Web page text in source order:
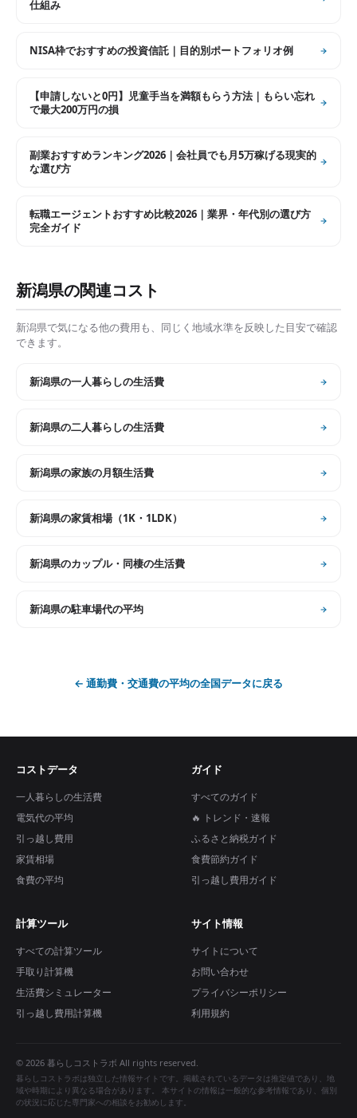
仕組み
NISA枠でおすすめの投資信託｜目的別ポートフォリオ例
【申請しないと0円】児童手当を満額もらう方法｜もらい忘れ
で最大200万円の損
副業おすすめランキング2026｜会社員でも月5万稼げる現実的
な選び方
転職エージェントおすすめ比較2026｜業界・年代別の選び方
完全ガイド
新潟県の関連コスト
新潟県で気になる他の費用も、同じく地域水準を反映した目安で確認
できます。
新潟県の一人暮らしの生活費
新潟県の二人暮らしの生活費
新潟県の家族の月額生活費
新潟県の家賃相場（1K・1LDK）
新潟県のカップル・同棲の生活費
新潟県の駐車場代の平均
← 通勤費・交通費の平均の全国データに戻る
コストデータ
一人暮らしの生活費
電気代の平均
引っ越し費用
家賃相場
食費の平均
ガイド
すべてのガイド
🔥 トレンド・速報
ふるさと納税ガイド
食費節約ガイド
引っ越し費用ガイド
計算ツール
すべての計算ツール
手取り計算機
生活費シミュレーター
引っ越し費用計算機
サイト情報
サイトについて
お問い合わせ
プライバシーポリシー
利用規約
© 2026 暮らしコストラボ All rights reserved.
暮らしコストラボは独立した情報サイトです。掲載されているデータは推定値であり、地
域や時期により異なる場合があります。 本サイトの情報は一般的な参考情報であり、個別
の状況に応じた専門家への相談をお勧めします。